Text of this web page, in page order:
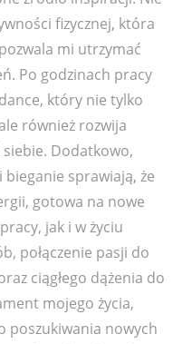
fizycznej, która
mi utrzymać
Po godzinach pracy
który nie tylko
również rozwija
Dodatkowo,
sprawiają, że
gotowa na nowe
jak i w życiu
połączenie pasji do
ciągłego dążenia do
mojego życia,
poszukiwania nowych